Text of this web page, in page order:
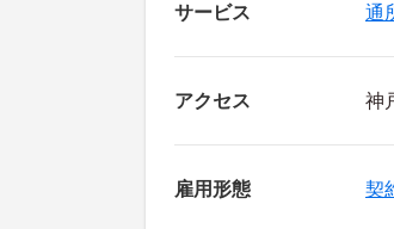
サービス 通
アクセス 神
雇用形態 契